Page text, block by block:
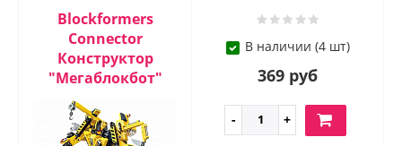
Blockformers
Connector
Конструктор
"Мегаблокбот"
В наличии (4 шт)
369 руб